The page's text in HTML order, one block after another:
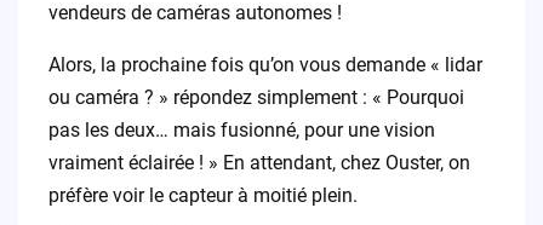
vendeurs de caméras autonomes !
Alors, la prochaine fois qu’on vous demande « lidar
ou caméra ? » répondez simplement : « Pourquoi
pas les deux… mais fusionné, pour une vision
vraiment éclairée ! » En attendant, chez Ouster, on
préfère voir le capteur à moitié plein.